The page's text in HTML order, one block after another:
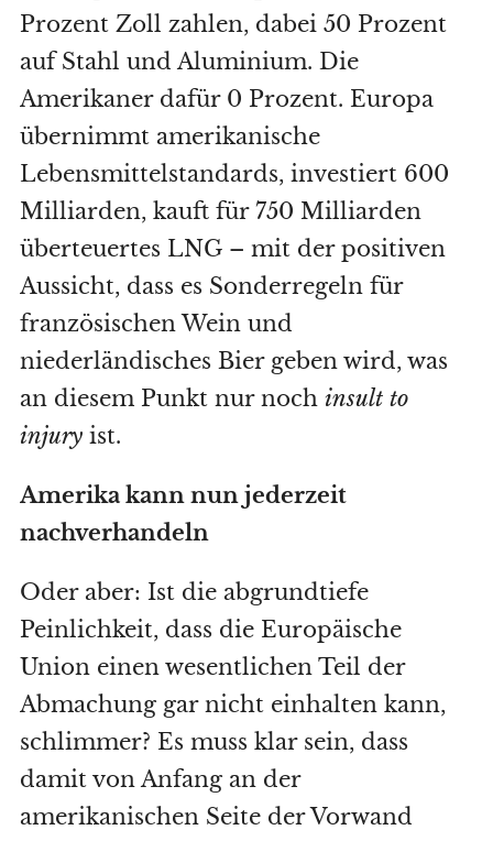
Prozent Zoll zahlen, dabei 50 Prozent
auf Stahl und Aluminium. Die
Amerikaner dafür 0 Prozent. Europa
übernimmt amerikanische
Lebensmittelstandards, investiert 600
Milliarden, kauft für 750 Milliarden
überteuertes LNG – mit der positiven
Aussicht, dass es Sonderregeln für
französischen Wein und
niederländisches Bier geben wird, was
an diesem Punkt nur noch insult to
injuryist.
Amerika kann nun jederzeit
nachverhandeln
Oder aber: Ist die abgrundtiefe
Peinlichkeit, dass die Europäische
Union einen wesentlichen Teil der
Abmachung gar nicht einhalten kann,
schlimmer? Es muss klar sein, dass
damit von Anfang an der
amerikanischen Seite der Vorwand